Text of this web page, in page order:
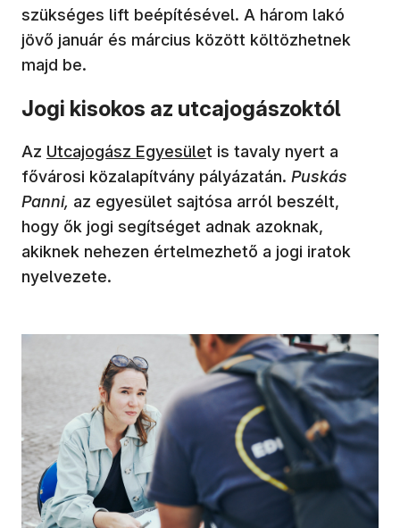
szükséges lift beépítésével. A három lakó
jövő január és március között költözhetnek
majd be.
Jogi kisokos az utcajogászoktól
Az Utcajogász Egyesület is tavaly nyert a
fővárosi közalapítvány pályázatán. Puskás
Panni, az egyesület sajtósa arról beszélt,
hogy ők jogi segítséget adnak azoknak,
akiknek nehezen értelmezhető a jogi iratok
nyelvezete.